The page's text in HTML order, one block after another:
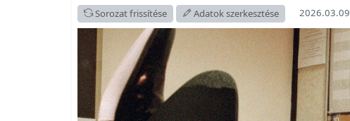
Sorozat frissítése Adatok szerkesztése 2026.03.09